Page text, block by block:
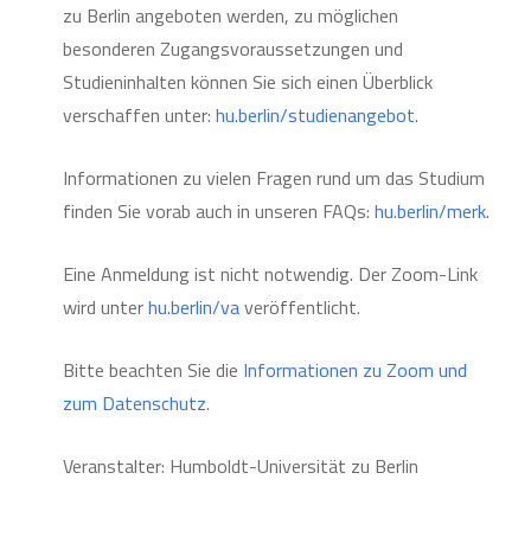
zu Berlin angeboten werden, zu möglichen
besonderen Zugangsvoraussetzungen und
Studieninhalten können Sie sich einen Überblick
verschaffen unter: hu.berlin/studienangebot.
Informationen zu vielen Fragen rund um das Studium
finden Sie vorab auch in unseren FAQs: hu.berlin/merk.
Eine Anmeldung ist nicht notwendig. Der Zoom-Link
wird unterhu.berlin/vaveröffentlicht.
Bitte beachten Sie die Informationen zu Zoom und
zum Datenschutz.
Veranstalter: Humboldt-Universität zu Berlin